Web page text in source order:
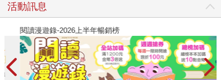
活動訊息
閱讀漫遊錄-2026上半年暢銷榜